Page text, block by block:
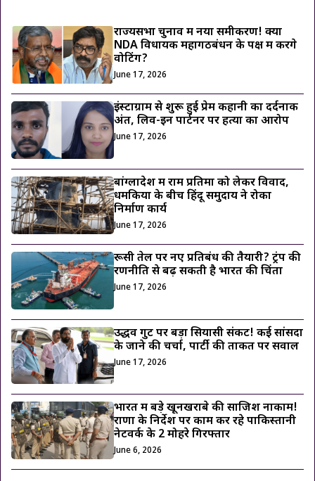
राज्यसभा चुनाव में नया समीकरण! क्या
NDA विधायक महागठबंधन के पक्ष में करेंगे
वोटिंग?
June 17, 2026
इंस्टाग्राम से शुरू हुई प्रेम कहानी का दर्दनाक
अंत, लिव-इन पार्टनर पर हत्या का आरोप
June 17, 2026
बांग्लादेश में राम प्रतिमा को लेकर विवाद,
धमकियों के बीच हिंदू समुदाय ने रोका
निर्माण कार्य
June 17, 2026
रूसी तेल पर नए प्रतिबंध की तैयारी? ट्रंप की
रणनीति से बढ़ सकती है भारत की चिंता
June 17, 2026
उद्धव गुट पर बड़ा सियासी संकट! कई सांसदों
के जाने की चर्चा, पार्टी की ताकत पर सवाल
June 17, 2026
भारत में बड़े खूनखराबे की साजिश नाकाम!
राणा के निर्देश पर काम कर रहे पाकिस्तानी
नेटवर्क के 2 मोहरे गिरफ्तार
June 6, 2026